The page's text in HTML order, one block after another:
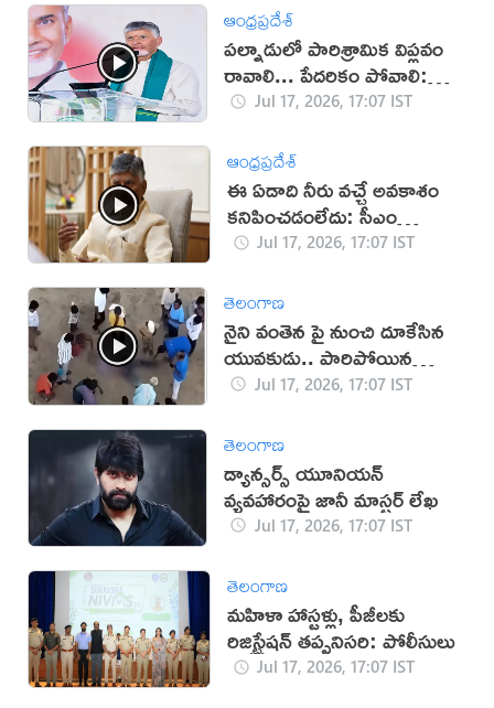
ఆంధ్రప్రదేశ్
పల్నాడులో పారిశ్రామిక విప్లవం
రావాలి... పేదరికం పోవాలి:
చంద్రబాబు
Jul 17, 2026, 17:07 IST
ఆంధ్రప్రదేశ్
ఈ ఏడాది నీరు వచ్చే అవకాశం
కనిపించడంలేదు: సీఎం
చంద్రబాబు
Jul 17, 2026, 17:07 IST
తెలంగాణ
నైని వంతెన పై నుంచి దూకేసిన
యువకుడు.. పారిపోయిన
యువతి!
Jul 17, 2026, 17:07 IST
తెలంగాణ
డ్యాన్సర్స్ యూనియన్
వ్యవహారంపై జానీ మాస్టర్ లేఖ
Jul 17, 2026, 17:07 IST
తెలంగాణ
మహిళా హాస్టళ్లు, పీజీలకు
రిజిస్ట్రేషన్ తప్పనిసరి: పోలీసులు
Jul 17, 2026, 17:07 IST